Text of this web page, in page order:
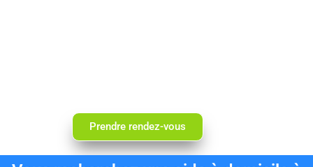
Prendre rendez-vous